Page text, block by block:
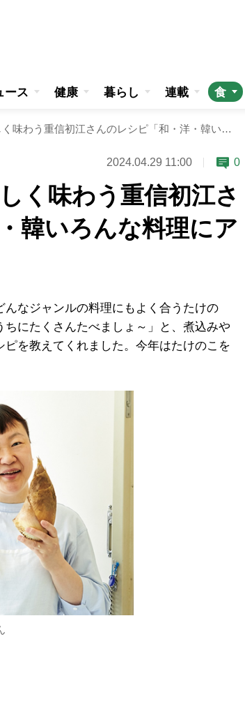
ース 健康 暮らし 連載 食
旬のたけのこをおいしく味わう重信初江さんのレシピ「和・洋・韓いろんな料理にアレンジして」
2024.04.29 11:00 0
く味わう重信初江さ
韓いろんな料理にア
なジャンルの料理にもよく合うたけの
にたくさんたべましょ～」と、煮込みや
を教えてくれました。今年はたけのこを